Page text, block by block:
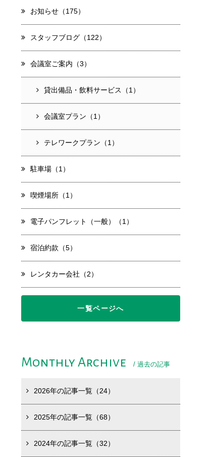
お知らせ（175）
スタッフブログ（122）
会議室ご案内（3）
貸出備品・飲料サービス（1）
会議室プラン（1）
テレワークプラン（1）
駐車場（1）
喫煙場所（1）
電子パンフレット（一般）（1）
宿泊約款（5）
レンタカー会社（2）
一覧ページへ
Monthly Archive / 過去の記事
2026年の記事一覧（24）
2025年の記事一覧（68）
2024年の記事一覧（32）